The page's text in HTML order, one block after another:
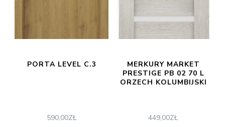
PORTA LEVEL C.3
590,00ZŁ
MERKURY MARKET
PRESTIGE PB 02 70 L
ORZECH KOLUMBIJSKI
449,00ZŁ